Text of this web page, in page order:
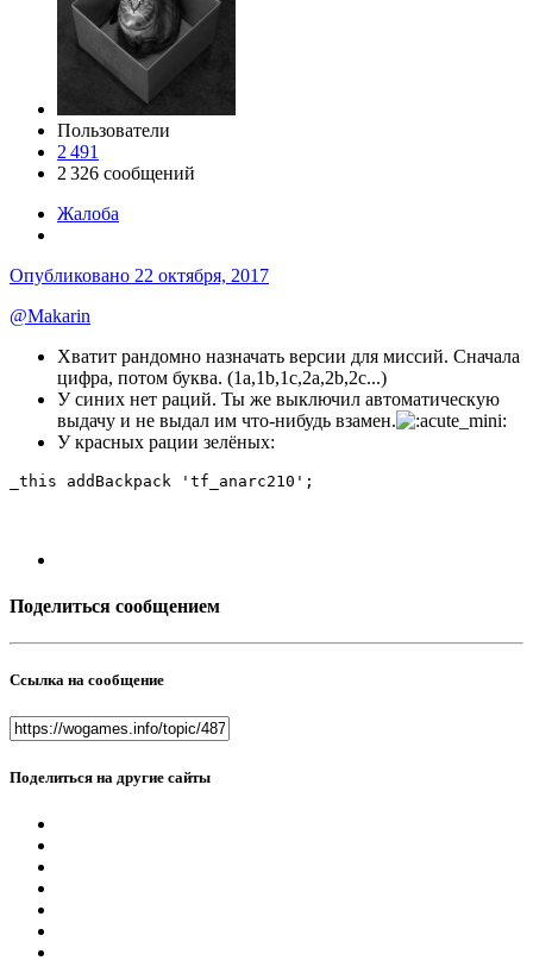
Пользователи
2 491
2 326 сообщений
Жалоба
Опубликовано 22 октября, 2017
@Makarin
Хватит рандомно назначать версии для миссий. Сначала
цифра, потом буква. (1a,1b,1c,2a,2b,2c...)
У синих нет раций. Ты же выключил автоматическую
выдачу и не выдал им что-нибудь взамен.
У красных рации зелёных:
_this addBackpack 'tf_anarc210';
Поделиться сообщением
Ссылка на сообщение
Поделиться на другие сайты